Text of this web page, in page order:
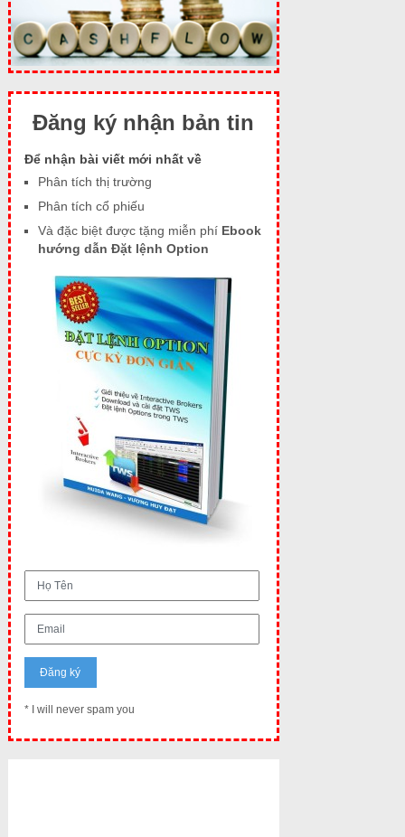
Đăng ký nhận bản tin
Để nhận bài viết mới nhất về
Phân tích thị trường
Phân tích cổ phiếu
Và đặc biệt được tặng miễn phí Ebook
hướng dẫn Đặt lệnh Option
* I will never spam you